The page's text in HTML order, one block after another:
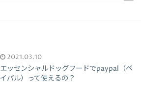
2021.03.10
エッセンシャルドッグフードでpaypal（ペ
イパル）って使えるの？